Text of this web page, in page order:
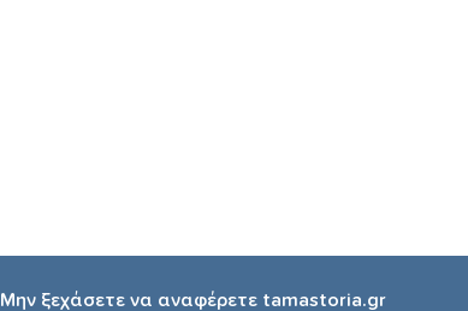
Μην ξεχάσετε να αναφέρετε tamastoria.gr